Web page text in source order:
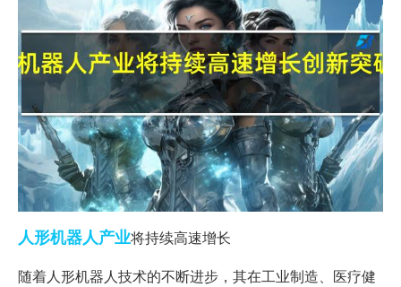
人形机器人产业将持续高速增长
随着人形机器人技术的不断进步，其在工业制造、医疗健